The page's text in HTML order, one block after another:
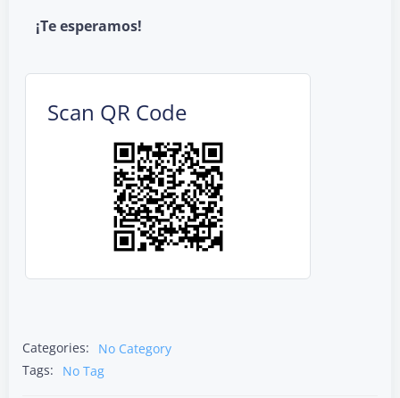
¡Te esperamos!
Scan QR Code
Categories:
No Category
Tags:
No Tag